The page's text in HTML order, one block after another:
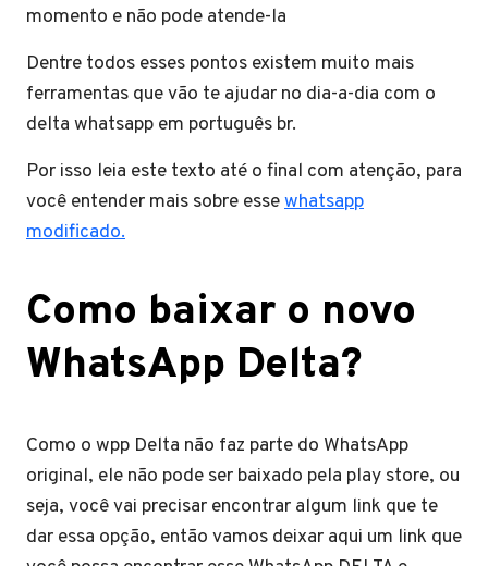
momento e não pode atende-la
Dentre todos esses pontos existem muito mais
ferramentas que vão te ajudar no dia-a-dia com o
delta whatsapp em português br.
Por isso leia este texto até o final com atenção, para
você entender mais sobre essewhatsapp
modificado.
Como baixar o novo
WhatsApp Delta?
Como o wpp Delta não faz parte do WhatsApp
original, ele não pode ser baixado pela play store, ou
seja, você vai precisar encontrar algum link que te
dar essa opção, então vamos deixar aqui um link que